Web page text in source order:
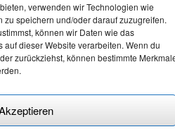
verwenden wir Technologien wie
zu speichern und/oder darauf zuzugreifen.
können wir Daten wie das
dieser Website verarbeiten. Wenn du
zurückziehst, können bestimmte
—Impressum